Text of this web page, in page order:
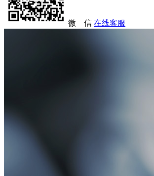
微 信 在线客服